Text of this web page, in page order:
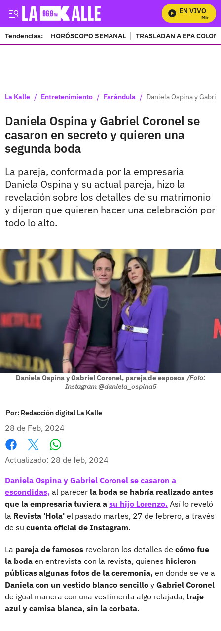
EN VIVO
Mira
Tendencias: HORÓSCOPO SEMANAL TRASLADAN A EPA
La Kalle / Entretenimiento / Farándula / Daniela Ospina y
Daniela Ospina y Gabriel Coronel se
casaron en secreto y quieren una
segunda boda
La pareja, conformada por la empresaria
Daniela Ospina y su actual pareja, hizo la
revelación sobre los detalles de su matrimonio
y dijeron que quieren hacer una celebración por
todo lo alto.
Daniela Ospina y Gabriel Coronel, pareja de esposos /Foto:
Instagram @daniela_ospina5
Por: Redacción digital La Kalle
28 de Feb, 2024
Facebook
X
Actualizado: 28 de feb, 2024
Daniela Ospina y Gabriel Coronel se casaron a
escondidas, al parecer la boda se habría realizado antes
que la empresaria tuviera a su hijo Lorenzo. Así lo reveló
la Revista 'Hola' el pasado martes, 27 de febrero, a través
de su cuenta oficial de Instagram.
La pareja de famosos revelaron los detalles de cómo fue
la boda en entrevista con la revista, quienes hicieron
públicas algunas fotos de la ceremonia, en donde se ve a
Daniela con un vestido blanco sencillo y Gabriel Coronel
de igual manera con una vestimenta algo relajada, traje
azul y camisa blanca, sin la corbata.